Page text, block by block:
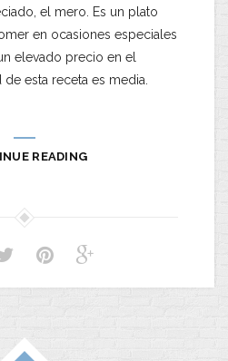
el mero. Es un plato
en ocasiones especiales
elevado precio en el
esta receta es media.
READING